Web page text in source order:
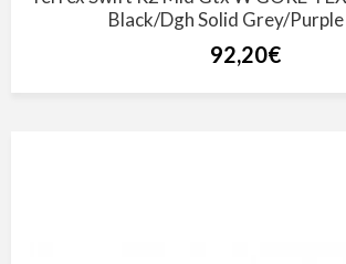
Black/Dgh Solid Grey/
92,20€